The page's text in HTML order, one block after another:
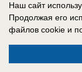
Запись о
Наш сайт
Продолжая его
файлов cookie и